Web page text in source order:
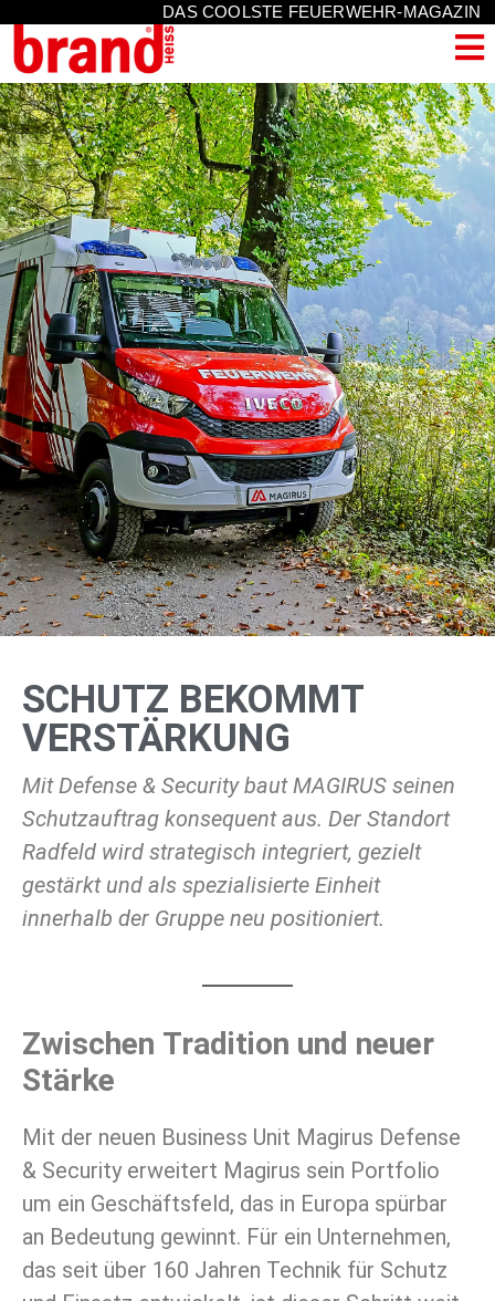
DAS COOLSTE FEUERWEHR-MAGAZIN
SCHUTZ BEKOMMT
VERSTÄRKUNG
Mit Defense & Security baut MAGIRUS seinen
Schutzauftrag konsequent aus. Der Standort
Radfeld wird strategisch integriert, gezielt
gestärkt und als spezialisierte Einheit
innerhalb der Gruppe neu positioniert.
Zwischen Tradition und neuer
Stärke
Mit der neuen Business Unit Magirus Defense
& Security erweitert Magirus sein Portfolio
um ein Geschäftsfeld, das in Europa spürbar
an Bedeutung gewinnt. Für ein Unternehmen,
das seit über 160 Jahren Technik für Schutz